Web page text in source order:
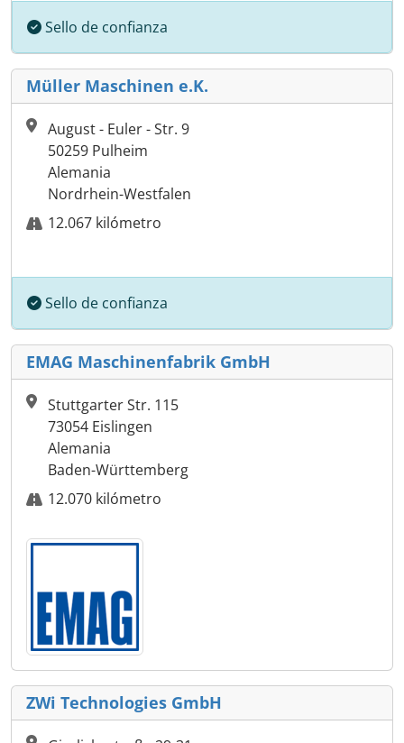
Sello de confianza
Müller Maschinen e.K.
August - Euler - Str. 9
50259 Pulheim
Alemania
Nordrhein-Westfalen
12.067 kilómetro
Sello de confianza
EMAG Maschinenfabrik GmbH
Stuttgarter Str. 115
73054 Eislingen
Alemania
Baden-Württemberg
12.070 kilómetro
ZWi Technologies GmbH